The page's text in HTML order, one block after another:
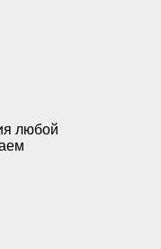
любой